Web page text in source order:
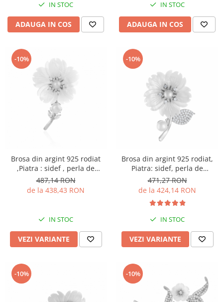
IN STOC
ADAUGA IN COS
IN STOC
ADAUGA IN COS
-10%
Brosa din argint 925 rodiat
,Piatra : sidef , perla de
laborator si cubic zirconia ,
Culoare : sidef , alb si
transparent ,
487,14 RON
de la 438,43 RON
IN STOC
VEZI VARIANTE
-10%
Brosa din argint 925 rodiat,
Piatra: sidef, perla de
laborator si cubic zirconia,
Culoare: alb si transparent,
Sonis Silver
471,27 RON
de la 424,14 RON
IN STOC
VEZI VARIANTE
-10% -10%